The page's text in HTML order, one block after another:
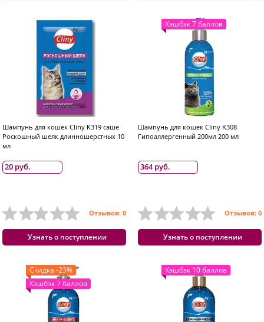
Шампунь для кошек Cliny K319 саше
Роскошный шелк длинношерстных 10
мл
20 руб.
Отзывов: 0
Узнать о поступлении
Кэшбэк 7 баллов
Шампунь для кошек Cliny K308
Гипоаллергенный 200мл 200 мл
364 руб.
Отзывов: 0
Узнать о поступлении
Скидка -23%
Кэшбэк 7 баллов
Кэшбэк 10 баллов